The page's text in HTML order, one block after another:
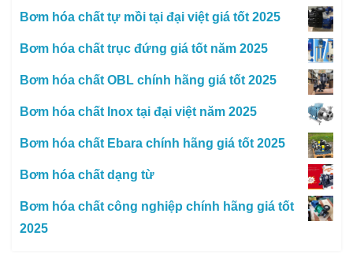
Bơm hóa chất tự mồi tại đại việt giá tốt 2025
Bơm hóa chất trục đứng giá tốt năm 2025
Bơm hóa chất OBL chính hãng giá tốt 2025
Bơm hóa chất Inox tại đại việt năm 2025
Bơm hóa chất Ebara chính hãng giá tốt 2025
Bơm hóa chất dạng từ
Bơm hóa chất công nghiệp chính hãng giá tốt
2025